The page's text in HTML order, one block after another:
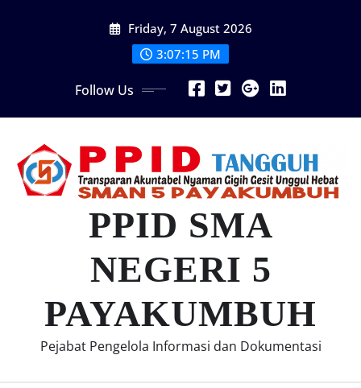
Friday, 7 August 2026
3:07:16 PM
Follow Us
PPID SMA
NEGERI 5
PAYAKUMBUH
Pejabat Pengelola Informasi dan Dokumentasi